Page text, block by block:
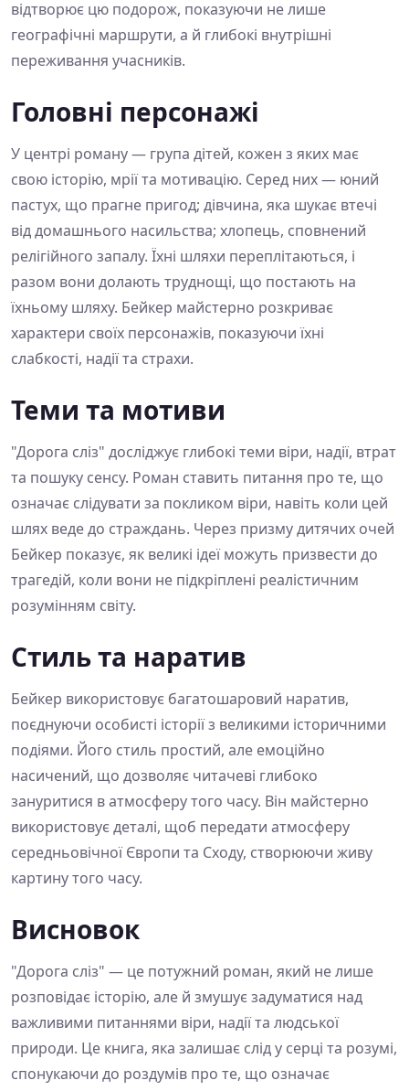
відтворює цю подорож, показуючи не лише
географічні маршрути, а й глибокі внутрішні
переживання учасників.
Головні персонажі
У центрі роману — група дітей, кожен з яких має
свою історію, мрії та мотивацію. Серед них — юний
пастух, що прагне пригод; дівчина, яка шукає втечі
від домашнього насильства; хлопець, сповнений
релігійного запалу. Їхні шляхи переплітаються, і
разом вони долають труднощі, що постають на
їхньому шляху. Бейкер майстерно розкриває
характери своїх персонажів, показуючи їхні
слабкості, надії та страхи.
Теми та мотиви
"Дорога сліз" досліджує глибокі теми віри, надії, втрат
та пошуку сенсу. Роман ставить питання про те, що
означає слідувати за покликом віри, навіть коли цей
шлях веде до страждань. Через призму дитячих очей
Бейкер показує, як великі ідеї можуть призвести до
трагедій, коли вони не підкріплені реалістичним
розумінням світу.
Стиль та наратив
Бейкер використовує багатошаровий наратив,
поєднуючи особисті історії з великими історичними
подіями. Його стиль простий, але емоційно
насичений, що дозволяє читачеві глибоко
зануритися в атмосферу того часу. Він майстерно
використовує деталі, щоб передати атмосферу
середньовічної Європи та Сходу, створюючи живу
картину того часу.
Висновок
"Дорога сліз" — це потужний роман, який не лише
розповідає історію, але й змушує задуматися над
важливими питаннями віри, надії та людської
природи. Це книга, яка залишає слід у серці та розумі,
спонукаючи до роздумів про те, що означає